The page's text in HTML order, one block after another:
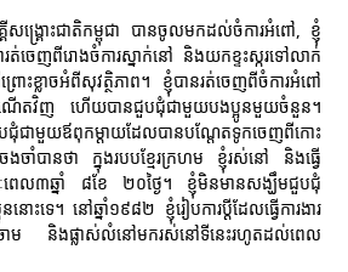
ង្គ្រោះជាតិកម្ពុជា បានចូលមកដល់ចំការអំពៅ, ខ្ញុំ
រត់ចេញពីរោងចំការស្នាក់នៅ និងយកខ្ទះស្ករទៅលាក់
ោះខ្លាចអំពីសុវត្ថិភាព។ ខ្ញុំបានរត់ចេញពីចំការអំពៅ
តវិញ ហើយបានជួបជុំជាមួយបងប្អូនមួយចំនួន។
ជាមួយឪពុកម្ដាយដែលបានបណ្ដែតទូកចេញពីកោះ
ងចាំបានថា ក្នុងរបបខ្មែរក្រហម ខ្ញុំរស់នៅ និងធ្វើ
ៈពេល៣ឆ្នាំ ៨ខែ ២០ថ្ងៃ។ ខ្ញុំមិនមានសង្ឃឹមជួបជុំ
ះទេ។ នៅឆ្នាំ១៩៨២ ខ្ញុំរៀបការប្ដីដែលធ្វើការងារ
ម និងផ្លាស់លំនៅមករស់នៅទីនេះរហូតដល់ពេល